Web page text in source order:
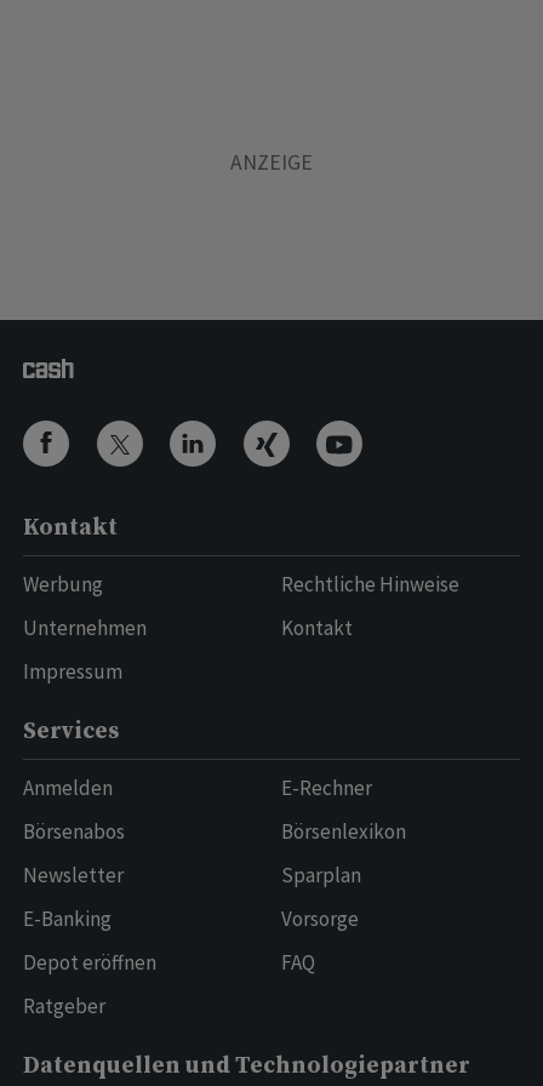
Kontakt
Werbung
Unternehmen
Impressum
Rechtliche Hinweise
Kontakt
Services
Anmelden
Börsenabos
Newsletter
E-Banking
Depot eröffnen
Ratgeber
E-Rechner
Börsenlexikon
Sparplan
Vorsorge
FAQ
Datenquellen und Technologiepartner